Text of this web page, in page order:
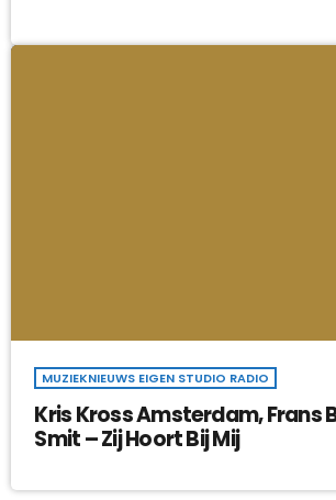
MUZIEKNIEUWS EIGEN STUDIO RADIO
Kris Kross Amsterdam, Frans
Smit – Zij Hoort Bij Mij